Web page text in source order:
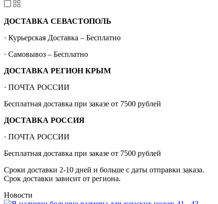
ДОСТАВКА СЕВАСТОПОЛЬ
· Курьерская Доставка – Бесплатно
· Самовывоз – Бесплатно
ДОСТАВКА РЕГИОН КРЫМ
· ПОЧТА РОССИИ
Бесплатная доставка при заказе от 7500 рублей
ДОСТАВКА РОССИЯ
· ПОЧТА РОССИИ
Бесплатная доставка при заказе от 7500 рублей
Сроки доставки 2-10 дней и больше с даты отправки заказа.
Срок доставки зависит от региона.
Новости